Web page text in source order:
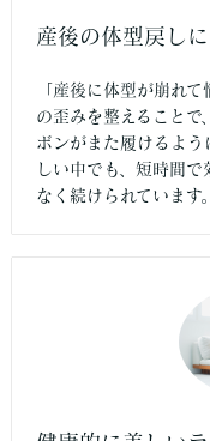
産後の体型戻しに
「産後に体型が崩れ
の歪みを整えることで
ボンがまた履けるよ
しい中でも、短時間
なく続けられています